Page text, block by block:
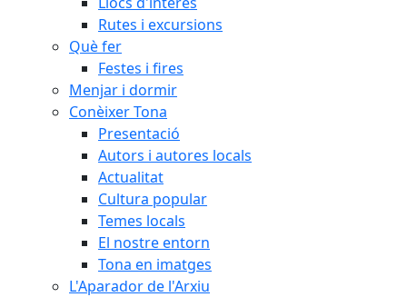
Rutes i excursions
Què fer
Festes i fires
Menjar i dormir
Conèixer Tona
Presentació
Autors i autores locals
Actualitat
Cultura popular
Temes locals
El nostre entorn
Tona en imatges
L'Aparador de l'Arxiu